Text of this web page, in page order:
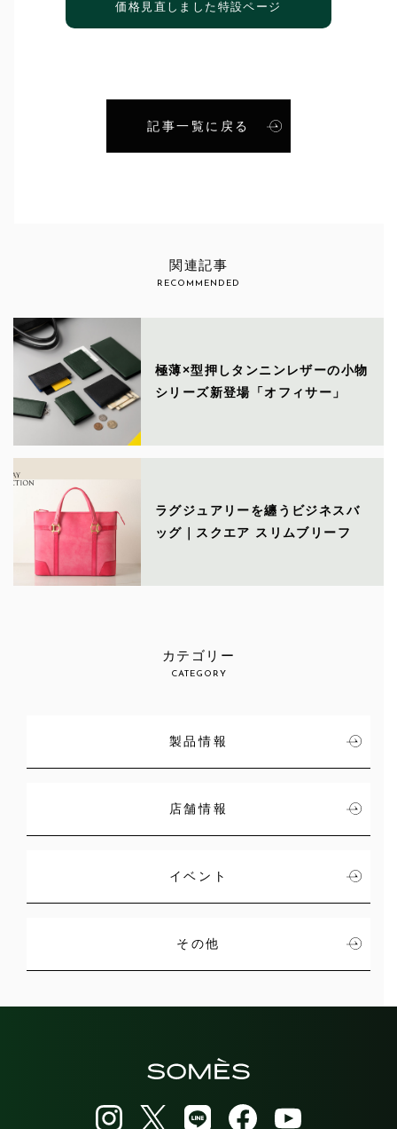
価格見直しました特設ページ
記事一覧に戻る
関連記事
RECOMMENDED
極薄×型押しタンニンレザーの小物
シリーズ新登場「オフィサー」
ラグジュアリーを纏うビジネスバ
ッグ｜スクエア スリムブリーフ
カテゴリー
CATEGORY
製品情報
店舗情報
イベント
その他